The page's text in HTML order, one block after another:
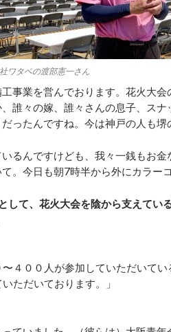
ワタベの渡部憲一さん
事業を営んでおります。花火大
誰々の嫁、誰々さんの息子、ス
ったんですね。今は神戸の人も堺
るんですけども、我々一銭もお
。今日も朝7時半から外にカラー
て、花火大会を陰から支えてい
４００人が参加していただいて
ただいております。」